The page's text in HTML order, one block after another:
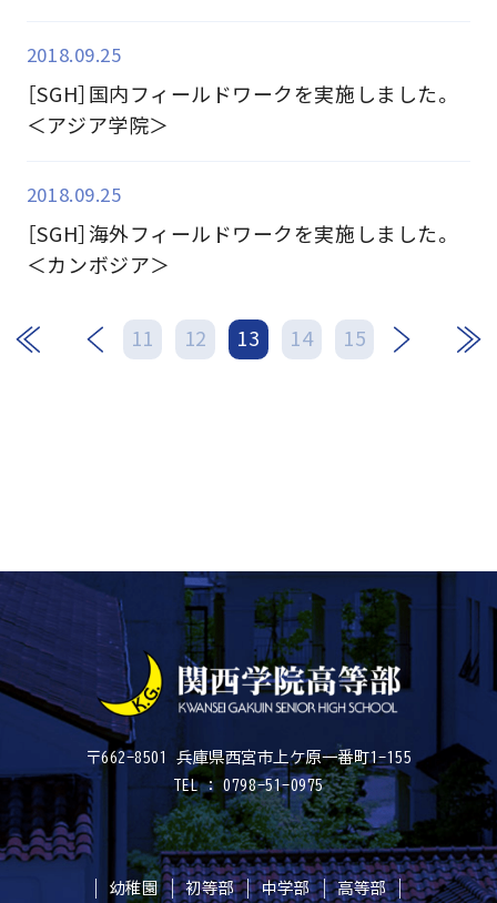
2018.09.25
［SGH］国内フィールドワークを実施しました。
＜アジア学院＞
2018.09.25
［SGH］海外フィールドワークを実施しました。
＜カンボジア＞
11 12 13 14 15
次 最後
〒662-8501 兵庫県西宮市上ケ原一番町1-155
TEL : 0798-51-0975
幼稚園 初等部 中学部 高等部